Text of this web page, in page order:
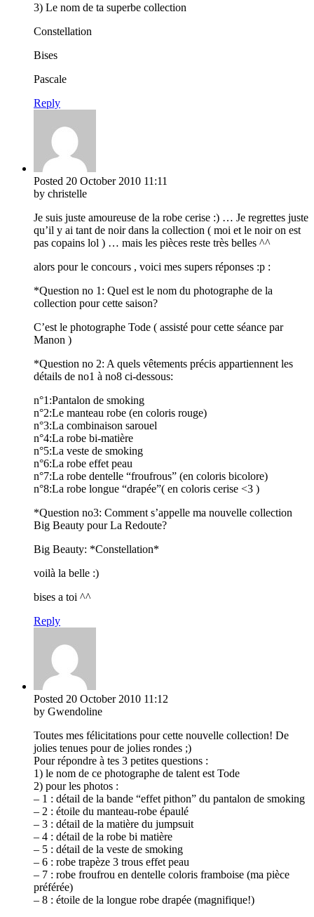
3) Le nom de ta superbe collection
Constellation
Bises
Pascale
Reply
Posted 20 October 2010 11:11
by christelle
Je suis juste amoureuse de la robe cerise :) … Je regrettes juste
qu’il y ai tant de noir dans la collection ( moi et le noir on est
pas copains lol ) … mais les pièces reste très belles ^^
alors pour le concours , voici mes supers réponses :p :
*Question no 1: Quel est le nom du photographe de la
collection pour cette saison?
C’est le photographe Tode ( assisté pour cette séance par
Manon )
*Question no 2: A quels vêtements précis appartiennent les
détails de no1 à no8 ci-dessous:
n°1:Pantalon de smoking
n°2:Le manteau robe (en coloris rouge)
n°3:La combinaison sarouel
n°4:La robe bi-matière
n°5:La veste de smoking
n°6:La robe effet peau
n°7:La robe dentelle “froufrous” (en coloris bicolore)
n°8:La robe longue “drapée”( en coloris cerise <3 )
*Question no3: Comment s’appelle ma nouvelle collection
Big Beauty pour La Redoute?
Big Beauty: *Constellation*
voilà la belle :)
bises a toi ^^
Reply
Posted 20 October 2010 11:12
by Gwendoline
Toutes mes félicitations pour cette nouvelle collection! De
jolies tenues pour de jolies rondes ;)
Pour répondre à tes 3 petites questions :
1) le nom de ce photographe de talent est Tode
2) pour les photos :
– 1 : détail de la bande “effet pithon” du pantalon de smoking
– 2 : étoile du manteau-robe épaulé
– 3 : détail de la matière du jumpsuit
– 4 : détail de la robe bi matière
– 5 : détail de la veste de smoking
– 6 : robe trapèze 3 trous effet peau
– 7 : robe froufrou en dentelle coloris framboise (ma pièce
préférée)
– 8 : étoile de la longue robe drapée (magnifique!)